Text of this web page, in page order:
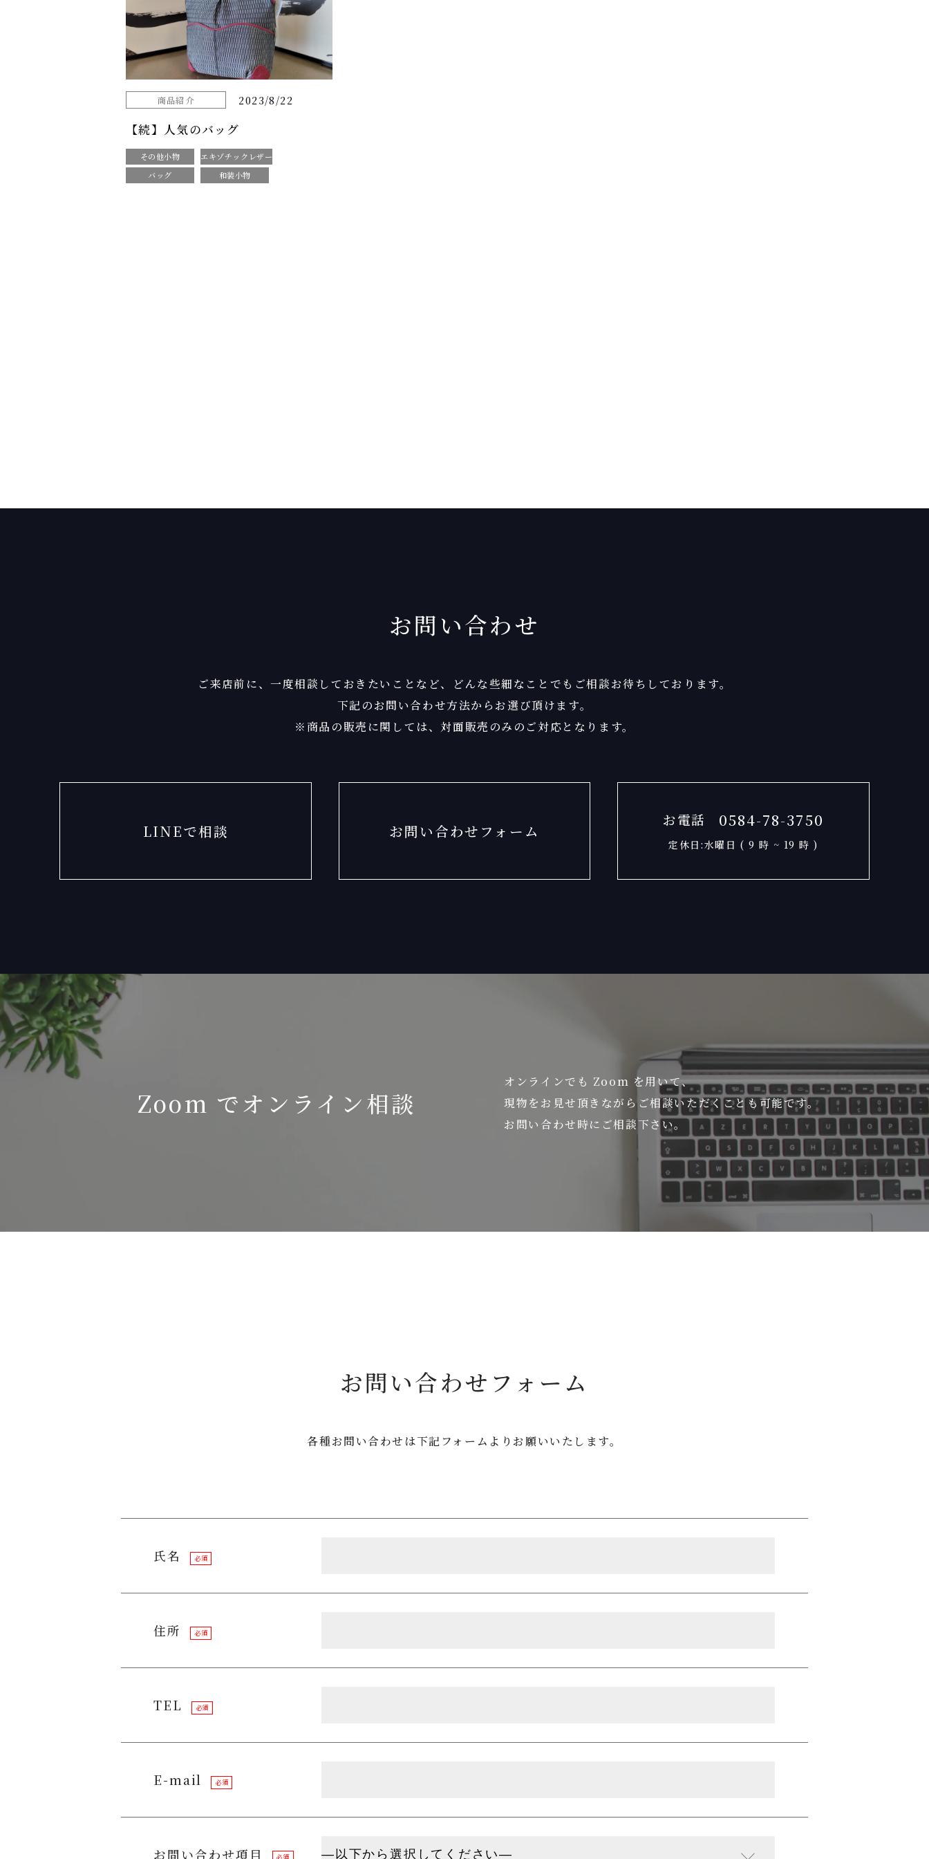
商品紹介 2023/8/22
【続】人気のバッグ
その他小物
エキゾチックレザー
バッグ
和装小物
お問い合わせ
ご来店前に、一度相談しておきたいことなど、
どんな些細なことでもご相談お待ちしております。
下記のお問い合わせ方法からお選び頂けます。
※商品の販売に関しては、 対面販売のみのご対応となります。
LINEで相談 お問い合わせフォーム
お電話 0584-78-3750
定休日:水曜日 ( 9 時 ~ 19 時 )
Zoom でオンライン相談
オンラインでも Zoom を用いて、
現物をお見せ頂きながら ご相談いただくことも可能です。
お問い合わせ時にご相談下さい。
お問い合わせフォーム
各種お問い合わせは下記フォームよりお願いいたします。
氏名 必須
住所 必須
TEL 必須
E-mail 必須
お問い合わせ項目 必須